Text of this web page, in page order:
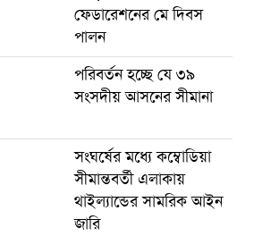
ফেডারেশনের মে দিবস
পালন
পরিবর্তন হচ্ছে যে ৩৯
সংসদীয় আসনের সীমানা
সংঘর্ষের মধ্যে কম্বোডিয়া
সীমান্তবর্তী এলাকায়
থাইল্যান্ডের সামরিক আইন
জারি